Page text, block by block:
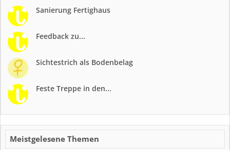
Sanierung Fertighaus
Feedback zu...
Sichtestrich als Bodenbelag
Feste Treppe in den...
Meistgelesene Themen